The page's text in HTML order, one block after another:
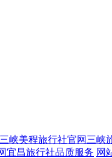
三峡美程旅行社官网三峡
宜昌旅行社品质服务 网